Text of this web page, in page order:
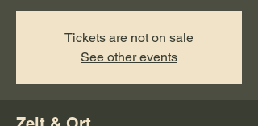
Tickets are not on sale
See other events